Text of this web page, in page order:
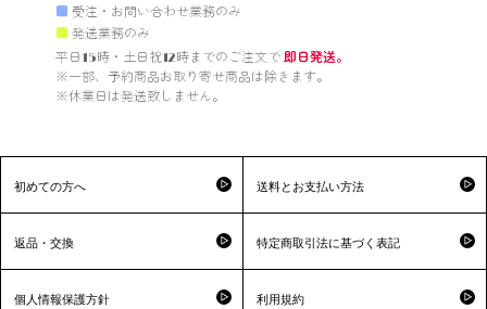
■ 受注・お問い合わせ業務のみ
■ 発送業務のみ
平日15時・土日祝12時までのご注文で 即日発送。
※一部、予約商品お取り寄せ商品は除きます。
※休業日は発送致しません。
初めての方へ 送料とお支払い方法
返品・交換 特定商取引法に基づく表記
個人情報保護方針 利用規約